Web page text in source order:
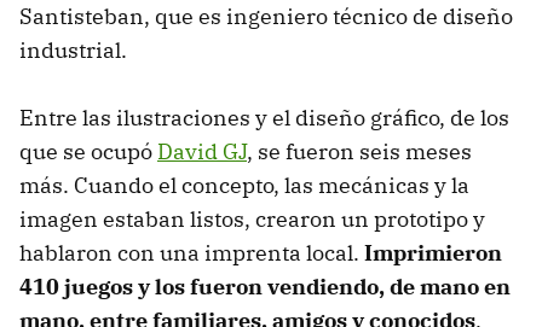
Santisteban, que es ingeniero técnico de diseño
industrial.
Entre las ilustraciones y el diseño gráfico, de los
que se ocupó David GJ, se fueron seis meses
más. Cuando el concepto, las mecánicas y la
imagen estaban listos, crearon un prototipo y
hablaron con una imprenta local. Imprimieron
410 juegos y los fueron vendiendo, de mano en
mano, entre familiares, amigos y conocidos.